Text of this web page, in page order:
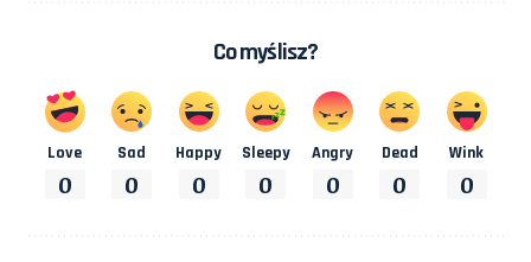
Co myślisz?
Love
0
Sad
0
Happy
0
Sleepy
0
Angry
0
Dead
0
Wink
0